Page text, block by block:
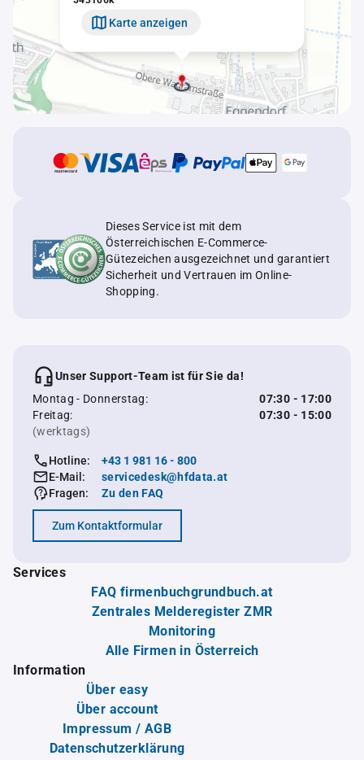
Karte anzeigen
Dieses Service ist mit dem
Österreichischen E-Commerce-
Gütezeichen ausgezeichnet und garantiert
Sicherheit und Vertrauen im Online-
Shopping.
Unser Support-Team ist für Sie da!
Montag - Donnerstag:
07:30 - 17:00
Freitag:
07:30 - 15:00
(werktags)
Hotline:
+43 1 981 16 - 800
E-Mail:
servicedesk@hfdata.at
Fragen:
Zu den FAQ
Zum Kontaktformular
Services
FAQ firmenbuchgrundbuch.at
Zentrales Melderegister ZMR
Monitoring
Alle Firmen in Österreich
Information
Über easy
Über account
Impressum / AGB
Datenschutzerklärung